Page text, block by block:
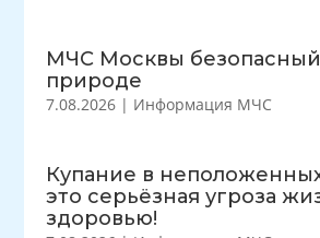
МЧС Москвы
природе
7.08.2026 | Информация МЧС
Купание в
это серьёзная угроза
здоровью!